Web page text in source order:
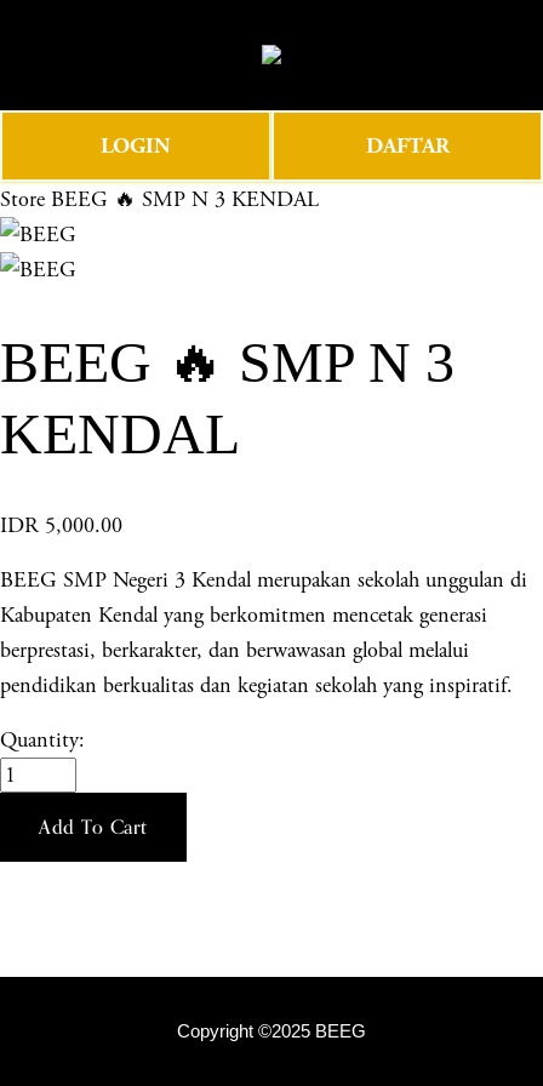
e
e
n
u
LOGIN DAFTAR
Store BEEG 🔥 SMP N 3 KENDAL
BEEG 🔥 SMP N 3
KENDAL
IDR 5,000.00
BEEG SMP Negeri 3 Kendal merupakan sekolah unggulan di
Kabupaten Kendal yang berkomitmen mencetak generasi
berprestasi, berkarakter, dan berwawasan global melalui
pendidikan berkualitas dan kegiatan sekolah yang inspiratif.
Quantity:
Add To Cart
Copyright ©2025 BEEG